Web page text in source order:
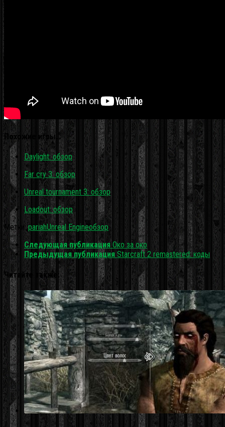
Похожие игры…
Daylight: обзор
Far cry 3: обзор
Unreal tournament 3: обзор
Loadout: обзор
Метки: pariahUnreal Engineобзор
Следующая публикация Око за око
Предыдущая публикация Starcraft 2 remastered: коды
Читайте также: